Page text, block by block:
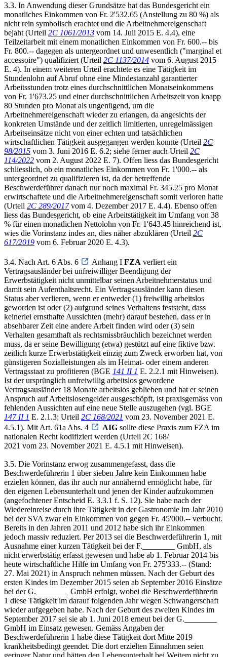
3.3. In Anwendung dieser Grundsätze hat das Bundesgericht ein
monatliches Einkommen von Fr. 2'532.65 (Anstellung zu 80 %) als
nicht rein symbolisch erachtet und die Arbeitnehmereigenschaft
bejaht (Urteil 2C 1061/2013 vom 14. Juli 2015 E. 4.4), eine
Teilzeitarbeit mit einem monatlichen Einkommen von Fr. 600.-- bis
Fr. 800.-- dagegen als untergeordnet und unwesentlich ("marginal et
accessoire") qualifiziert (Urteil 2C 1137/2014 vom 6. August 2015
E. 4). In einem weiteren Urteil erachtete es eine Tätigkeit im
Stundenlohn auf Abruf ohne eine Mindestanzahl garantierter
Arbeitsstunden trotz eines durchschnittlichen Monatseinkommens
von Fr. 1'673.25 und einer durchschnittlichen Arbeitszeit von knapp
80 Stunden pro Monat als ungenügend, um die
Arbeitnehmereigenschaft wieder zu erlangen, da angesichts der
konkreten Umstände und der zeitlich limitierten, unregelmässigen
Arbeitseinsätze nicht von einer echten und tatsächlichen
wirtschaftlichen Tätigkeit ausgegangen werden konnte (Urteil 2C
98/2015 vom 3. Juni 2016 E. 6.2; siehe ferner auch Urteil 2C
114/2022 vom 2. August 2022 E. 7). Offen liess das Bundesgericht
schliesslich, ob ein monatliches Einkommen von Fr. 1'000.-- als
untergeordnet zu qualifizieren ist, da der betreffende
Beschwerdeführer danach nur noch maximal Fr. 345.25 pro Monat
erwirtschaftete und die Arbeitnehmereigenschaft somit verloren hatte
(Urteil 2C 289/2017vom 4. Dezember 2017 E. 4.4). Ebenso offen
liess das Bundesgericht, ob eine Arbeitstätigkeit im Umfang von 38
% für einen monatlichen Nettolohn von Fr. 1'643.45 hinreichend ist,
wies die Vorinstanz indes an, dies näher abzuklären (Urteil 2C
617/2019 vom 6. Februar 2020 E. 4.3).
3.4. Nach Art. 6 Abs. 6 Anhang I FZA verliert ein
Vertragsausländer bei unfreiwilliger Beendigung der
Erwerbstätigkeit nicht unmittelbar seinen Arbeitnehmerstatus und
damit sein Aufenthaltsrecht. Ein Vertragsausländer kann diesen
Status aber verlieren, wenn er entweder (1) freiwillig arbeitslos
geworden ist oder (2) aufgrund seines Verhaltens feststeht, dass
keinerlei ernsthafte Aussichten (mehr) darauf bestehen, dass er in
absehbarer Zeit eine andere Arbeit finden wird oder (3) sein
Verhalten gesamthaft als rechtsmissbräuchlich bezeichnet werden
muss, da er seine Bewilligung (etwa) gestützt auf eine fiktive bzw.
zeitlich kurze Erwerbstätigkeit einzig zum Zweck erworben hat, von
günstigeren Sozialleistungen als im Heimat- oder einem anderen
Vertragsstaat zu profitieren (BGE 141 II 1 E. 2.2.1 mit Hinweisen).
Ist der ursprünglich unfreiwillig arbeitslos gewordene
Vertragsausländer 18 Monate arbeitslos geblieben und hat er seinen
Anspruch auf Arbeitslosengelder ausgeschöpft, ist praxisgemäss von
fehlenden Aussichten auf eine neue Stelle auszugehen (vgl. BGE
147 II 1 E. 2.1.3; Urteil 2C 168/2021 vom 23. November 2021 E.
4.5.1). Mit Art. 61a Abs. 4
AIG sollte diese Praxis zum FZA im
nationalen Recht kodifiziert werden (Urteil 2C 168/
2021 vom 23. November 2021 E. 4.5.1 mit Hinweisen).
3.5. Die Vorinstanz erwog zusammengefasst, dass die
Beschwerdeführerin 1 über sieben Jahre kein Einkommen habe
erzielen können, das ihr auch nur annähernd ermöglicht habe, für
den eigenen Lebensunterhalt und jenen der Kinder aufzukommen
(angefochtener Entscheid E. 3.3.1 f. S. 12). Sie habe nach der
Wiedereinreise durch ihre Tätigkeit in der Gastronomie im Jahr 2010
bei der SVA zwar ein Einkommen von gegen Fr. 45'000.-- verbucht.
Bereits in den Jahren 2011 und 2012 habe sich ihr Einkommen
jedoch massiv reduziert. Per 2013 sei die Beschwerdeführerin 1, mit
Ausnahme einer kurzen Tätigkeit bei der F.________ GmbH, als
nicht erwerbstätig erfasst gewesen und habe ab 1. Februar 2014 bis
heute wirtschaftliche Hilfe im Umfang von Fr. 275'333.-- (Stand:
27. Mai 2021) in Anspruch nehmen müssen. Nach der Geburt des
ersten Kindes im Dezember 2015 seien ab September 2016 Einsätze
bei der G.________ GmbH erfolgt, wobei die Beschwerdeführerin
1 diese Tätigkeit im darauf folgenden Jahr wegen Schwangerschaft
wieder aufgegeben habe. Nach der Geburt des zweiten Kindes im
September 2017 sei sie ab 1. Juni 2018 erneut bei der G.________
GmbH im Einsatz gewesen. Gemäss Angaben der
Beschwerdeführerin 1 habe diese Tätigkeit dort Mitte 2019
krankheitsbedingt geendet. Die dort erzielten Einnahmen seien
geringer Natur und hätten den Lebensunterhalt bei Weitem nicht zu